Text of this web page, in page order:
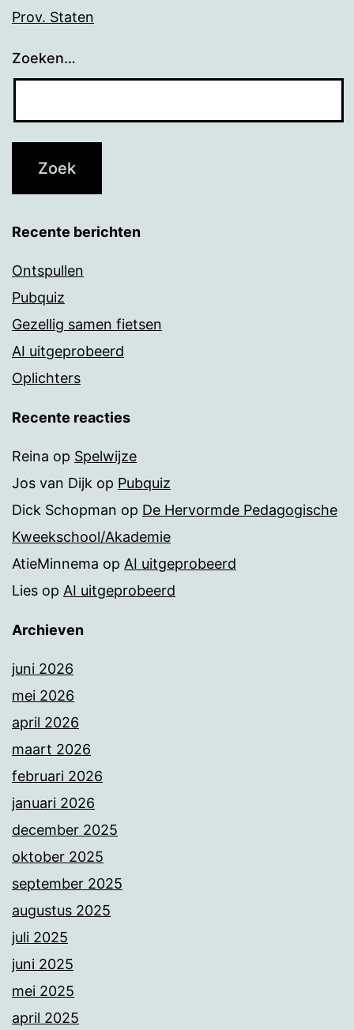
Prov. Staten
Zoeken…
Recente berichten
Ontspullen
Pubquiz
Gezellig samen fietsen
AI uitgeprobeerd
Oplichters
Recente reacties
Reina op Spelwijze
Jos van Dijk op Pubquiz
Dick Schopman op De Hervormde Pedagogische
Kweekschool/Akademie
AtieMinnema op AI uitgeprobeerd
Lies op AI uitgeprobeerd
Archieven
juni 2026
mei 2026
april 2026
maart 2026
februari 2026
januari 2026
december 2025
oktober 2025
september 2025
augustus 2025
juli 2025
juni 2025
mei 2025
april 2025